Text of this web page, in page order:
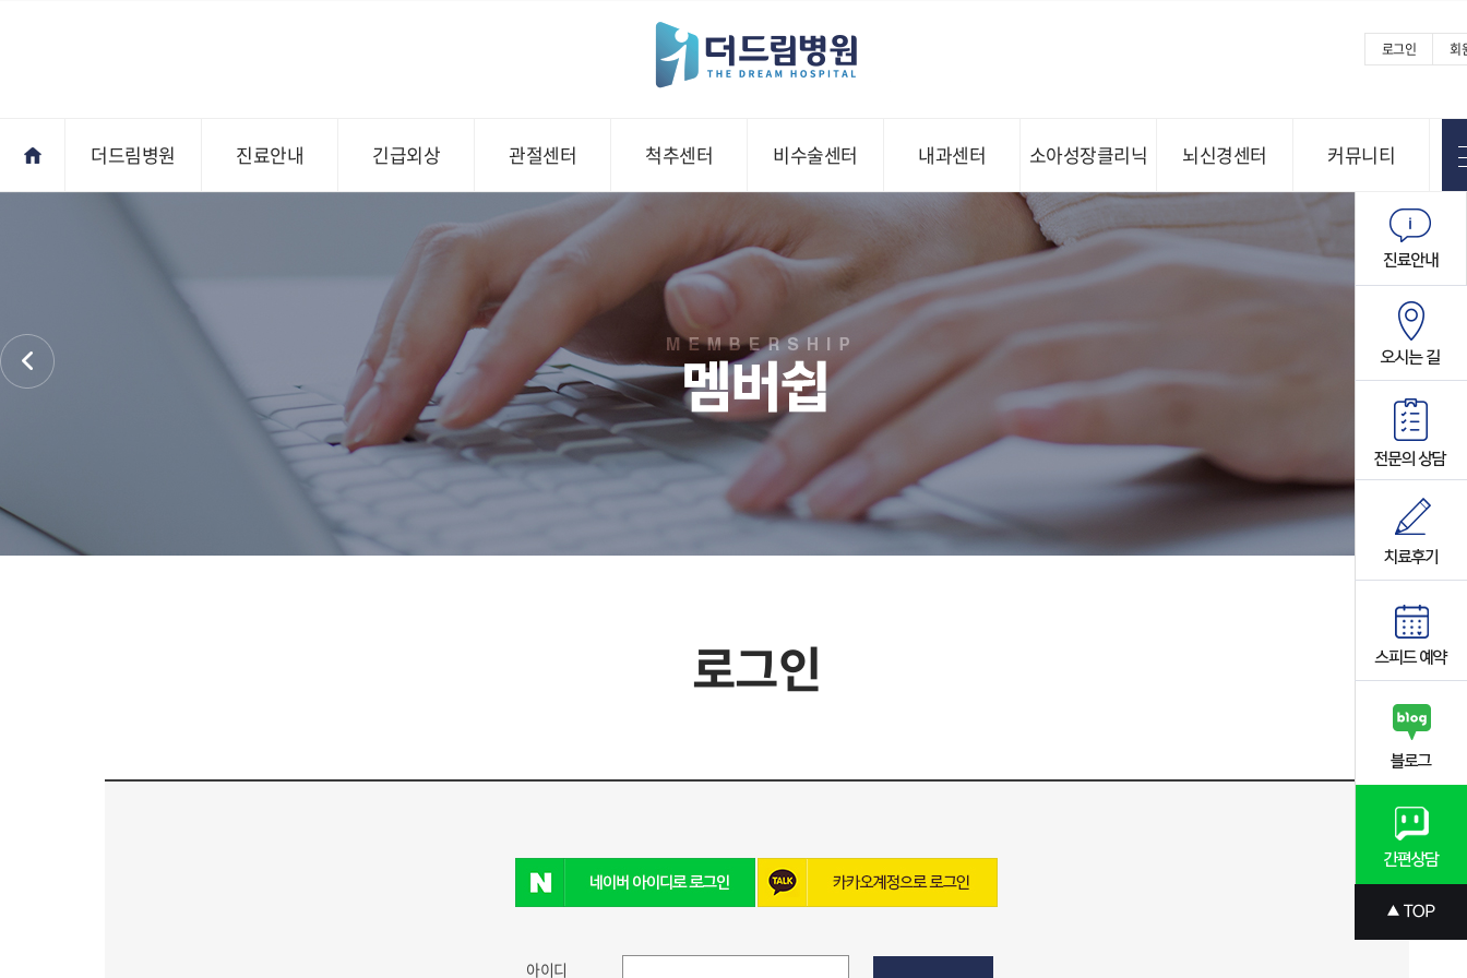
로그인 회
더드림병원 진료안내 긴급외상 관절센터 척추센터 비수술센터 내과센터 소아성장클리닉 뇌신경센터 커뮤니티
로그인
아이디